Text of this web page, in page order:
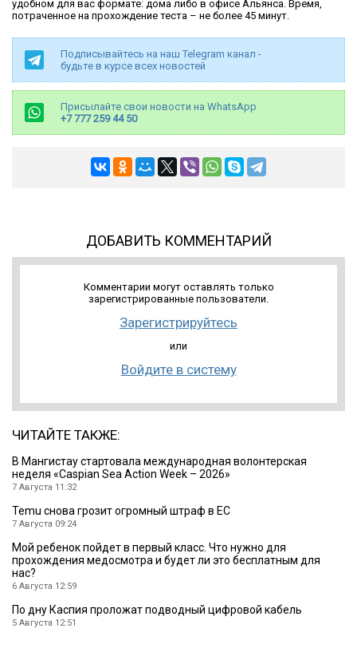
удобном для вас формате: дома либо в офисе Альянса. Время,
потраченное на прохождение теста – не более 45 минут.
Подписывайтесь на наш Telegram канал -
будьте в курсе всех новостей
Присылайте свои новости на WhatsApp
+7 777 259 44 50
ДОБАВИТЬ КОММЕНТАРИЙ
Комментарии могут оставлять только
зарегистрированные пользователи.
Зарегистрируйтесь
или
Войдите в систему
ЧИТАЙТЕ ТАКЖЕ:
B Мангистау стартовала международная волонтерская
неделя «Caspian Sea Action Week – 2026»
7 Августа 11:32
Temu снова грозит огромный штраф в ЕС
7 Августа 09:24
Мой ребенок пойдет в первый класс. Что нужно для
прохождения медосмотра и будет ли это бесплатным для
нас?
6 Августа 12:59
По дну Каспия проложат подводный цифровой кабель
5 Августа 12:51